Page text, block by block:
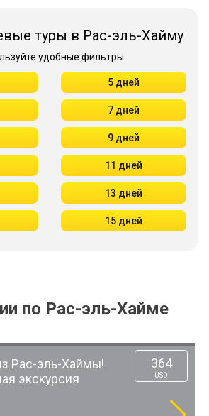
туры в Рас-эль-Хайму
удобные фильтры
5 дней
7 дней
9 дней
11 дней
13 дней
15 дней
по Рас-эль-Хайме
Рас-эль-Хаймы!
экскурсия
364
USD